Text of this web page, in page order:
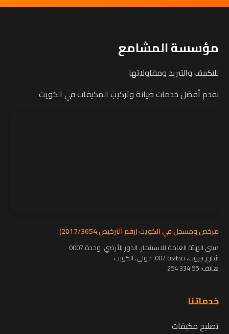
مؤسسة المشامع
للتكييف والتبريد ومقاولاتها
نقدم أفضل خدمات صيانة وتركيب المكيفات في الكويت
مرخص ومسجل في الكويت (رقم الترخيص 2017/3654)
مبنى الهيئة العامة للاستثمار، الدور الأرضي، وحدة 0007
شارع بيروت، قطعة 002، حولي، الكويت
هاتف:55 334 254
خدماتنا
تصليح مكيفات